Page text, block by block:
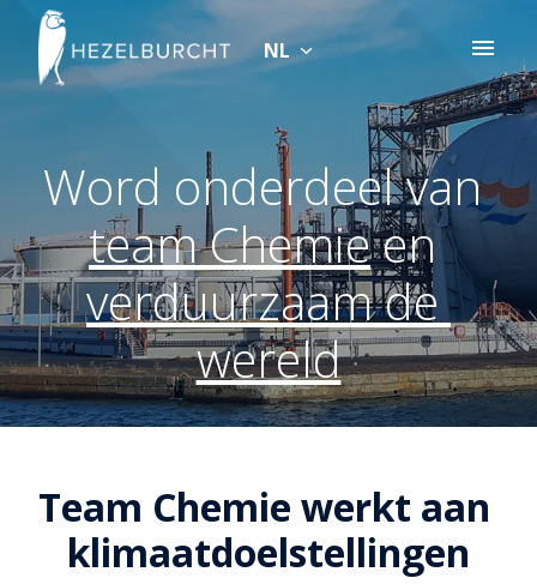
Overslaan
naar
contentHomepagina NL
Word onderdeel van
team Chemie
en
verduurzaam de
wereld
Team Chemie werkt aan
klimaatdoelstellingen